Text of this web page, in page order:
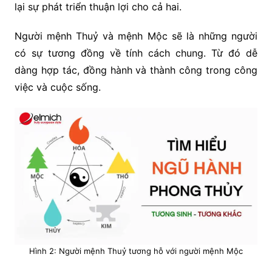
lại sự phát triển thuận lợi cho cả hai.
Người mệnh Thuỷ và mệnh Mộc sẽ là những người
có sự tương đồng về tính cách chung. Từ đó dễ
dàng hợp tác, đồng hành và thành công trong công
việc và cuộc sống.
Hình 2: Người mệnh Thuỷ tương hỗ với người mệnh Mộc